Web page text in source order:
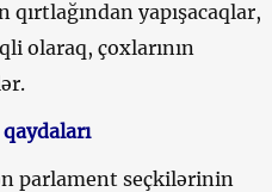
yapışacaqlar,
olaraq, çoxlarının
parlament seçkilərinin